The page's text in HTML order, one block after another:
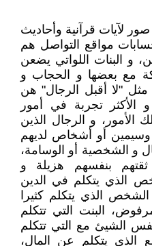
صور لآيات قرآنية وأحاديث
مواقع التواصل هم
و البنات اللواتي يضعن
مع بعضها و الحجاب و
مثل "لا أقبل الرجال" هن
و الأكثر تجربة في أمور
الأمور، و الرجال الذين
أو أشخاص لديهم
و الشخصية أو الوسامة،
بنفسهم هزيلة و
الذي يتكلم في الدين
الشخص الذي يتكلم كثيرا
البنت التي تتكلم
الشيئ مع التي تتكلم
الذي يتكلم عن المال،